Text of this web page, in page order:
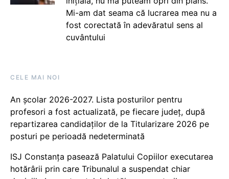
Mi-am dat seama că lucrarea mea nu a
fost corectată în adevăratul sens al
cuvântului
CELE MAI NOI
An școlar 2026-2027. Lista posturilor pentru
profesori a fost actualizată, pe fiecare județ, după
repartizarea candidaților de la Titularizare 2026 pe
posturi pe perioadă nedeterminată
ISJ Constanța pasează Palatului Copiilor executarea
hotărârii prin care Tribunalul a suspendat chiar